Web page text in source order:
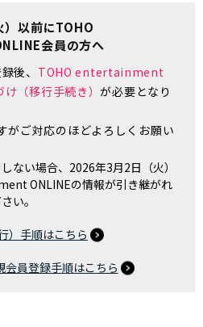
以前にTOHO
会員の方へ
後、 TOHO entertainment
け（移行手続き）が必要となり
がご対応のほどよろしくお願い
ない場合、2026年3月2日（火）
ONLINEの情報が引き継がれ
い。
）手順はこちら
会員登録手順はこちら